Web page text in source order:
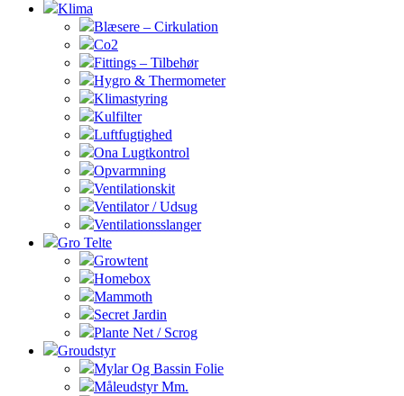
Klima
Blæsere – Cirkulation
Co2
Fittings – Tilbehør
Hygro & Thermometer
Klimastyring
Kulfilter
Luftfugtighed
Ona Lugtkontrol
Opvarmning
Ventilationskit
Ventilator / Udsug
Ventilationsslanger
Gro Telte
Growtent
Homebox
Mammoth
Secret Jardin
Plante Net / Scrog
Groudstyr
Mylar Og Bassin Folie
Måleudstyr Mm.